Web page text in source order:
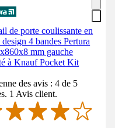
de porte coulissante en
design 4 bandes Pertura
mm gauche
à Knauf Pocket Kit
des avis : 4 de 5
1 Avis client.